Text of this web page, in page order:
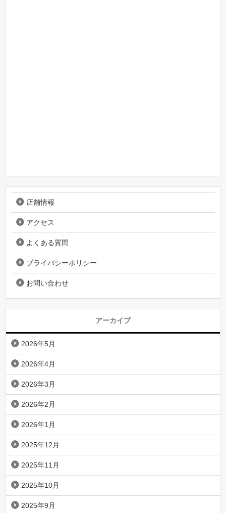
店舗情報
アクセス
よくある質問
プライバシーポリシー
お問い合わせ
アーカイブ
2026年5月
2026年4月
2026年3月
2026年2月
2026年1月
2025年12月
2025年11月
2025年10月
2025年9月